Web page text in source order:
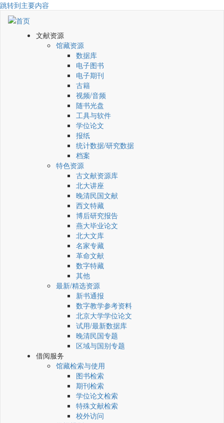
跳转到主要内容
文献资源
馆藏资源
数据库
电子图书
电子期刊
古籍
视频/音频
随书光盘
工具与软件
学位论文
报纸
统计数据/研究数据
档案
特色资源
古文献资源库
北大讲座
晚清民国文献
西文特藏
博后研究报告
燕大毕业论文
北大文库
名家专藏
革命文献
数字特藏
其他
最新/精选资源
新书通报
数字教学参考资料
北京大学学位论文
试用/最新数据库
晚清民国专题
区域与国别专题
借阅服务
馆藏检索与使用
图书检索
期刊检索
学位论文检索
特殊文献检索
校外访问